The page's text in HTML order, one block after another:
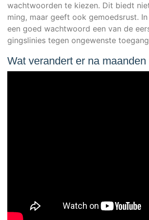
wacht­wo­or­den te kiezen. Dit biedt
ming, maar geeft ook gemoeds­rust.
een goed wacht­wo­ord een van de
gings­li­nies tegen onge­wens­te
Wat verandert er na